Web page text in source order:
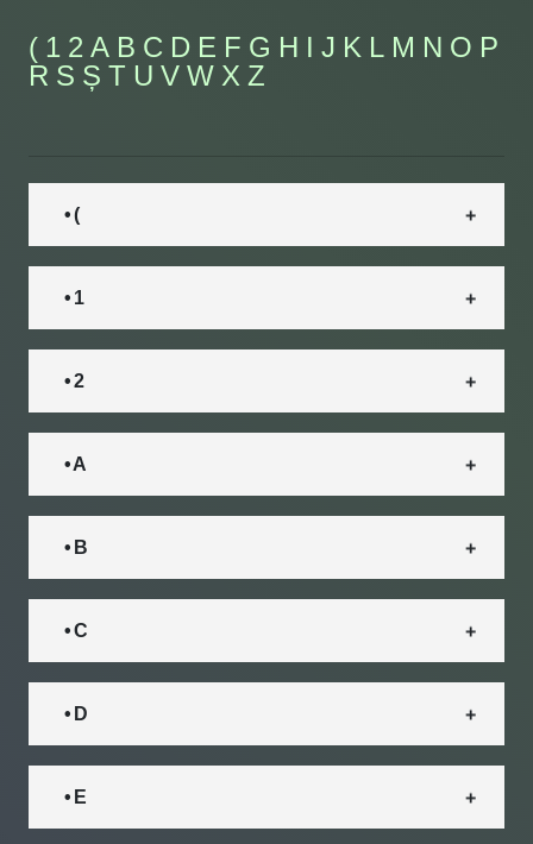
( 1 2 A B C D E F G H I J K L M N O P
R S Ș T U V W X Z
• (
• 1
• 2
• A
• B
• C
• D
• E